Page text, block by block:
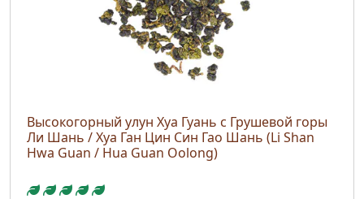
Высокогорный улун Хуа Гуань с Грушевой горы
Ли Шань / Хуа Ган Цин Син Гао Шань (Li Shan
Hwa Guan / Hua Guan Oolong)